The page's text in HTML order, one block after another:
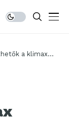
a klimax